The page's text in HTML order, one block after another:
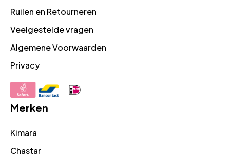
Ruilen en Retourneren
Veelgestelde vragen
Algemene Voorwaarden
Privacy
Merken
Kimara
Chastar